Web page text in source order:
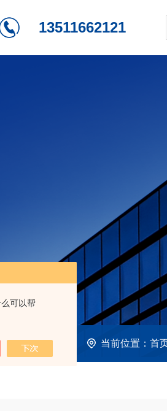
可以帮
13511662121
当前位置： 首